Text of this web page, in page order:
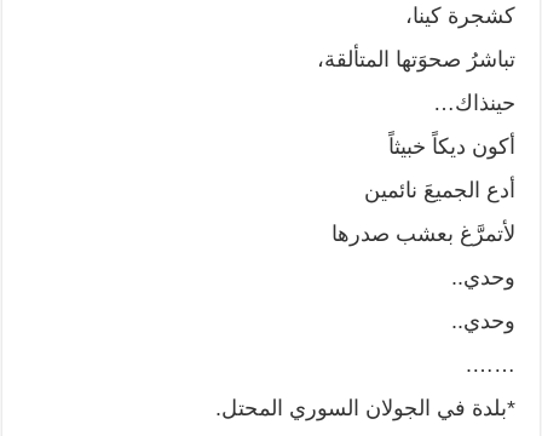
كشجرة كينا،
تباشرُ صحوَتها المتألقة،
حينذاك…
أكون ديكاً خبيثاً
أدع الجميعَ نائمين
لأتمرَّغ بعشب صدرها
وحدي..
وحدي..
…….
*بلدة في الجولان السوري المحتل.